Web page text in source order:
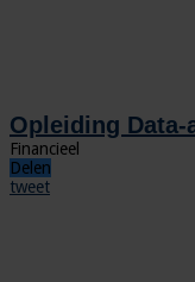
Opleiding
Financieel
Delen
tweet